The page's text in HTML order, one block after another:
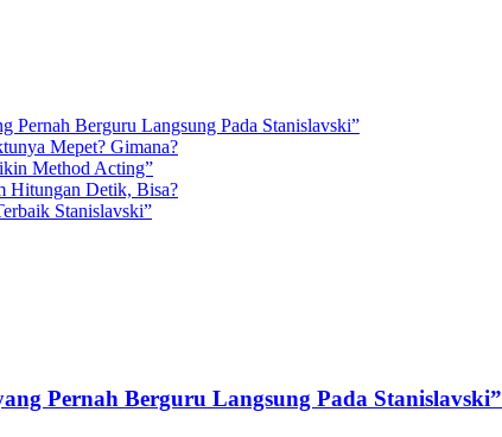
Pernah Berguru Langsung Pada Stanislavski”
Mepet? Gimana?
Method Acting”
Hitungan Detik, Bisa?
Stanislavski”
Pernah Berguru Langsung Pada Stanislavski”